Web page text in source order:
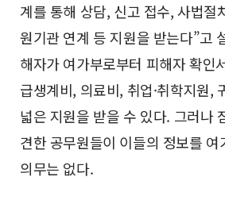
계를 통해 상담, 신고 접수, 사법절
원기관 연계 등 지원을 받는다”고
해자가 여가부로부터 피해자 확인
급생계비, 의료비, 취업·취학지원,
넓은 지원을 받을 수 있다. 그러나
견한 공무원들이 이들의 정보를 여
의무는 없다.